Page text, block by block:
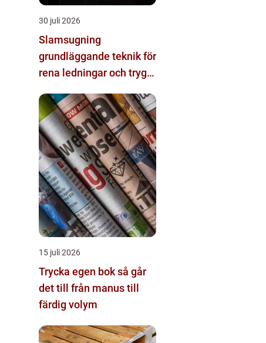
30 juli 2026
Slamsugning
grundläggande teknik för
rena ledningar och trygg
15 juli 2026
Trycka egen bok så går
det till från manus till
färdig volym